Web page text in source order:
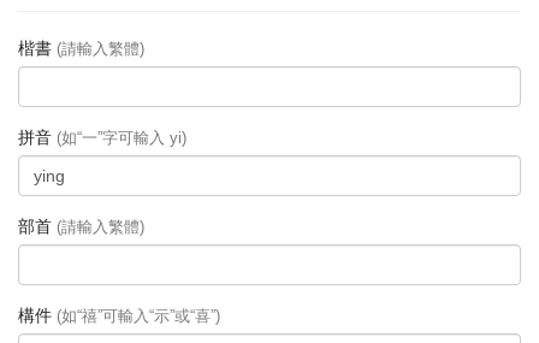
楷書 (請輸入繁體)
拼音 (如“一”字可輸入 yi)
部首 (請輸入繁體)
構件 (如“禧”可輸入“示”或“喜”)